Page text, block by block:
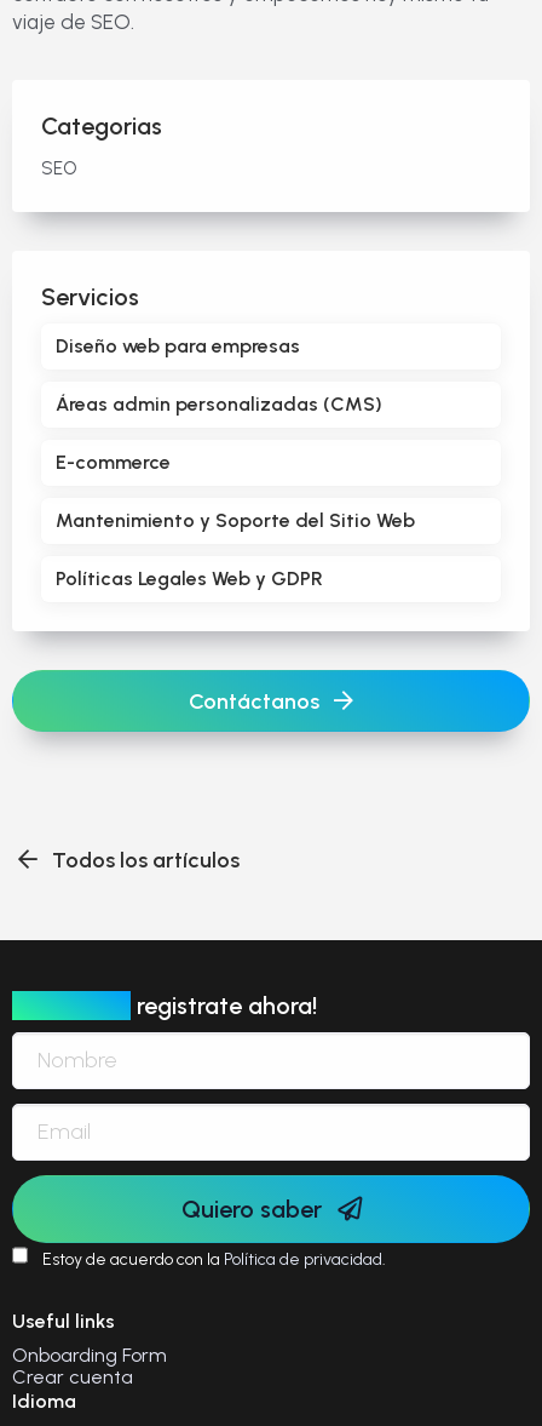
viaje de SEO.
Categorias
SEO
Servicios
Diseño web para empresas
Áreas admin personalizadas (CMS)
E-commerce
Mantenimiento y Soporte del Sitio Web
Políticas Legales Web y GDPR
Contáctanos
Todos los artículos
registrate ahora!
Quiero saber
Estoy de acuerdo con la Política de privacidad.
Useful links
Onboarding Form
Crear cuenta
Idioma